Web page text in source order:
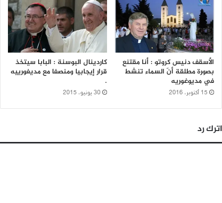
الأسقف دنيس كروتو : أنا مقتنع
بصورة مطلقة أنّ السماء تنشط
في مديوغوريه
15 أكتوبر، 2016
كاردينال البوسنة : البابا سيتخذ
قرار إيجابيا ومنصفا مع مديغورييه
.
30 يونيو، 2015
اترك رد